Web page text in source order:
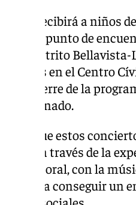
recibirá a niños
será el punto de
El Distrito
en el Centro
el cierre de la
alumnado.
que estos
a través de la
corporal, con la
para conseguir un